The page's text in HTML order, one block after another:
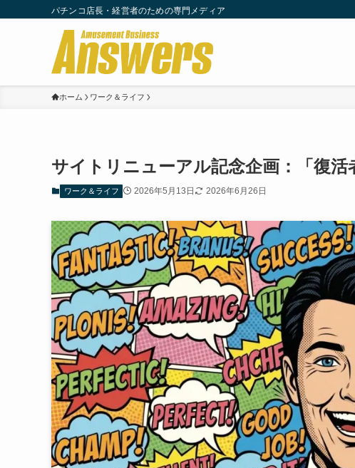
パチンコ店長・経営者のための専門メディア
ホーム ワーク＆ライフ
サイトリニューアル記念企画：「復活
ワーク＆ライフ 2026年5月13日 2026年6月26日